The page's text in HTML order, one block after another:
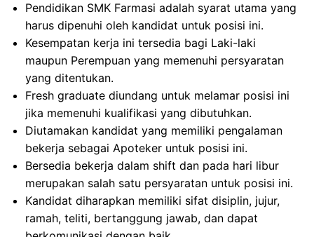
Pendidikan SMK Farmasi adalah syarat utama yang
harus dipenuhi oleh kandidat untuk posisi ini.
Kesempatan kerja ini tersedia bagi Laki-laki
maupun Perempuan yang memenuhi persyaratan
yang ditentukan.
Fresh graduate diundang untuk melamar posisi ini
jika memenuhi kualifikasi yang dibutuhkan.
Diutamakan kandidat yang memiliki pengalaman
bekerja sebagai Apoteker untuk posisi ini.
Bersedia bekerja dalam shift dan pada hari libur
merupakan salah satu persyaratan untuk posisi ini.
Kandidat diharapkan memiliki sifat disiplin, jujur,
ramah, teliti, bertanggung jawab, dan dapat